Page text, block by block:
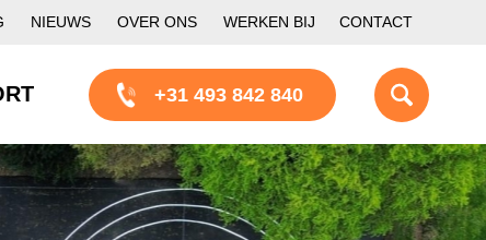
NIEUWS OVER ONS WERKEN BIJ CONTACT
+31 493 842 840